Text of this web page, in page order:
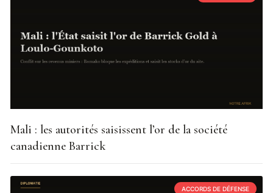
Mali : les autorités saisissent l’or de la société
canadienne Barrick
ACCORDS DE DÉFENSE